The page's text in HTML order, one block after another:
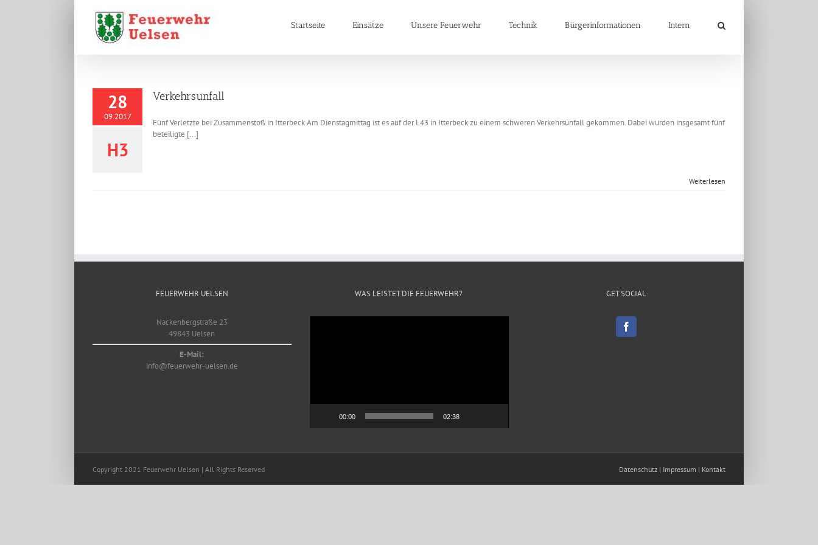
Startseite Einsätze Unsere Feuerwehr Technik Bürgerinformationen Intern
28
09.2017
H3
Verkehrsunfall
Fünf Verletzte bei Zusammenstoß in Itterbeck Am Dienstagmittag ist es auf der L43 in Itterbeck zu einem schweren Verkehrsunfall gekommen. Dabei wurden insgesamt fünf
beteiligte [...]
Weiterlesen
FEUERWEHR UELSEN
Nackenbergstraße 23
49843 Uelsen
E-Mail:
info@feuerwehr-uelsen.de
WAS LEISTET DIE FEUERWEHR?
00:00 02:38
GET SOCIAL
Copyright 2021 Feuerwehr Uelsen | All Rights Reserved Datenschutz | Impressum | Kontakt